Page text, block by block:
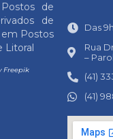
de
de
em Postos
Litoral
Freepik
Das
Rua
–
(41)
(41)